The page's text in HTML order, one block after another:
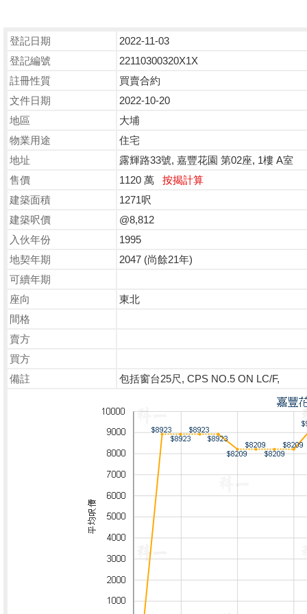
登記日期
2022-11-03
登記編號
22110300320X1X
註冊性質
買賣合約
文件日期
2022-10-20
地區
大埔
物業用途
住宅
地址
露輝路33號, 嘉豐花園 第02座, 1樓 A室
售價
1120 萬 按揭計算
建築面積
1271呎
建築呎價
@8,812
入伙年份
1995
地契年期
2047 (尚餘21年)
可續年期
座向
東北
間格
賣方
買方
備註
包括窗台25尺, CPS NO.5 ON LC/F,